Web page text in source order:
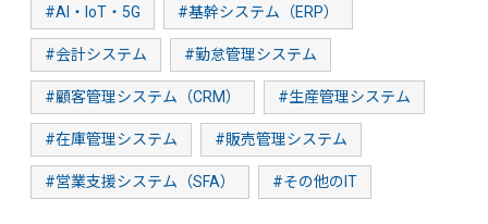
#AI・IoT・5G #基幹システム（ERP）
#会計システム #勤怠管理システム
#顧客管理システム（CRM） #生産管理システム
#在庫管理システム #販売管理システム
#営業支援システム（SFA） #その他のIT